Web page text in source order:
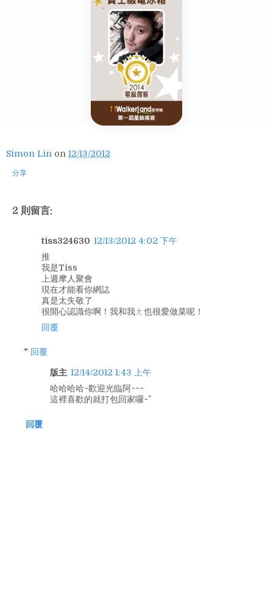
Simon Lin on 12/13/2012
分享
2 則留言:
tiss324630 12/13/2012 4:02 下午
推
我是Tiss
上週摩人聚會
現在才能看你網誌
真是太失敬了
很開心認識你啊！我和我ㄤ也很愛做菜呢！
回覆
回覆
版主 12/14/2012 1:43 上午
哈哈哈哈~歡迎光臨阿~~~
這裡喜歡的就打包回家囉~^^
回覆